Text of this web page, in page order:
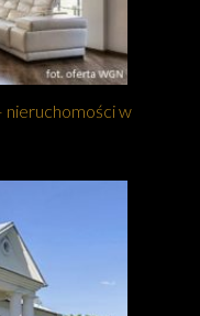
nieruchomości w